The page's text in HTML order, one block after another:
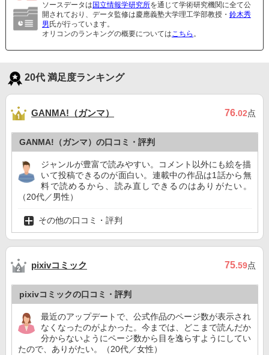
ソースデータは 国立情報学研究所を通じて学術研究機関に全て公
開されており、データ監修は慶應義塾大学理工学部教授・ 鈴木秀
男 氏が行っています。
オリコンのランキングの概要についてはこちら 。
20代 満足度ランキング
GANMA!（ガンマ） 76.02点
GANMA!（ガンマ）の口コミ・評判
ジャンルが豊富で読みやすい。コメント以外にも絵を描
いて投稿できるのが面白い。連載中の作品は1話から無
料で読めるから、読み直しできるのはありがたい。
（20代／男性）
その他の口コミ・評判
pixivコミック 75.59点
pixivコミックの口コミ・評判
最近のアップデートで、公式作品のページ数が表示され
なくなったのがよかった。今までは、どこまで読んだか
分からないようにページ数から目を逸らすようにしてい
たので、ありがたい。（20代／女性）